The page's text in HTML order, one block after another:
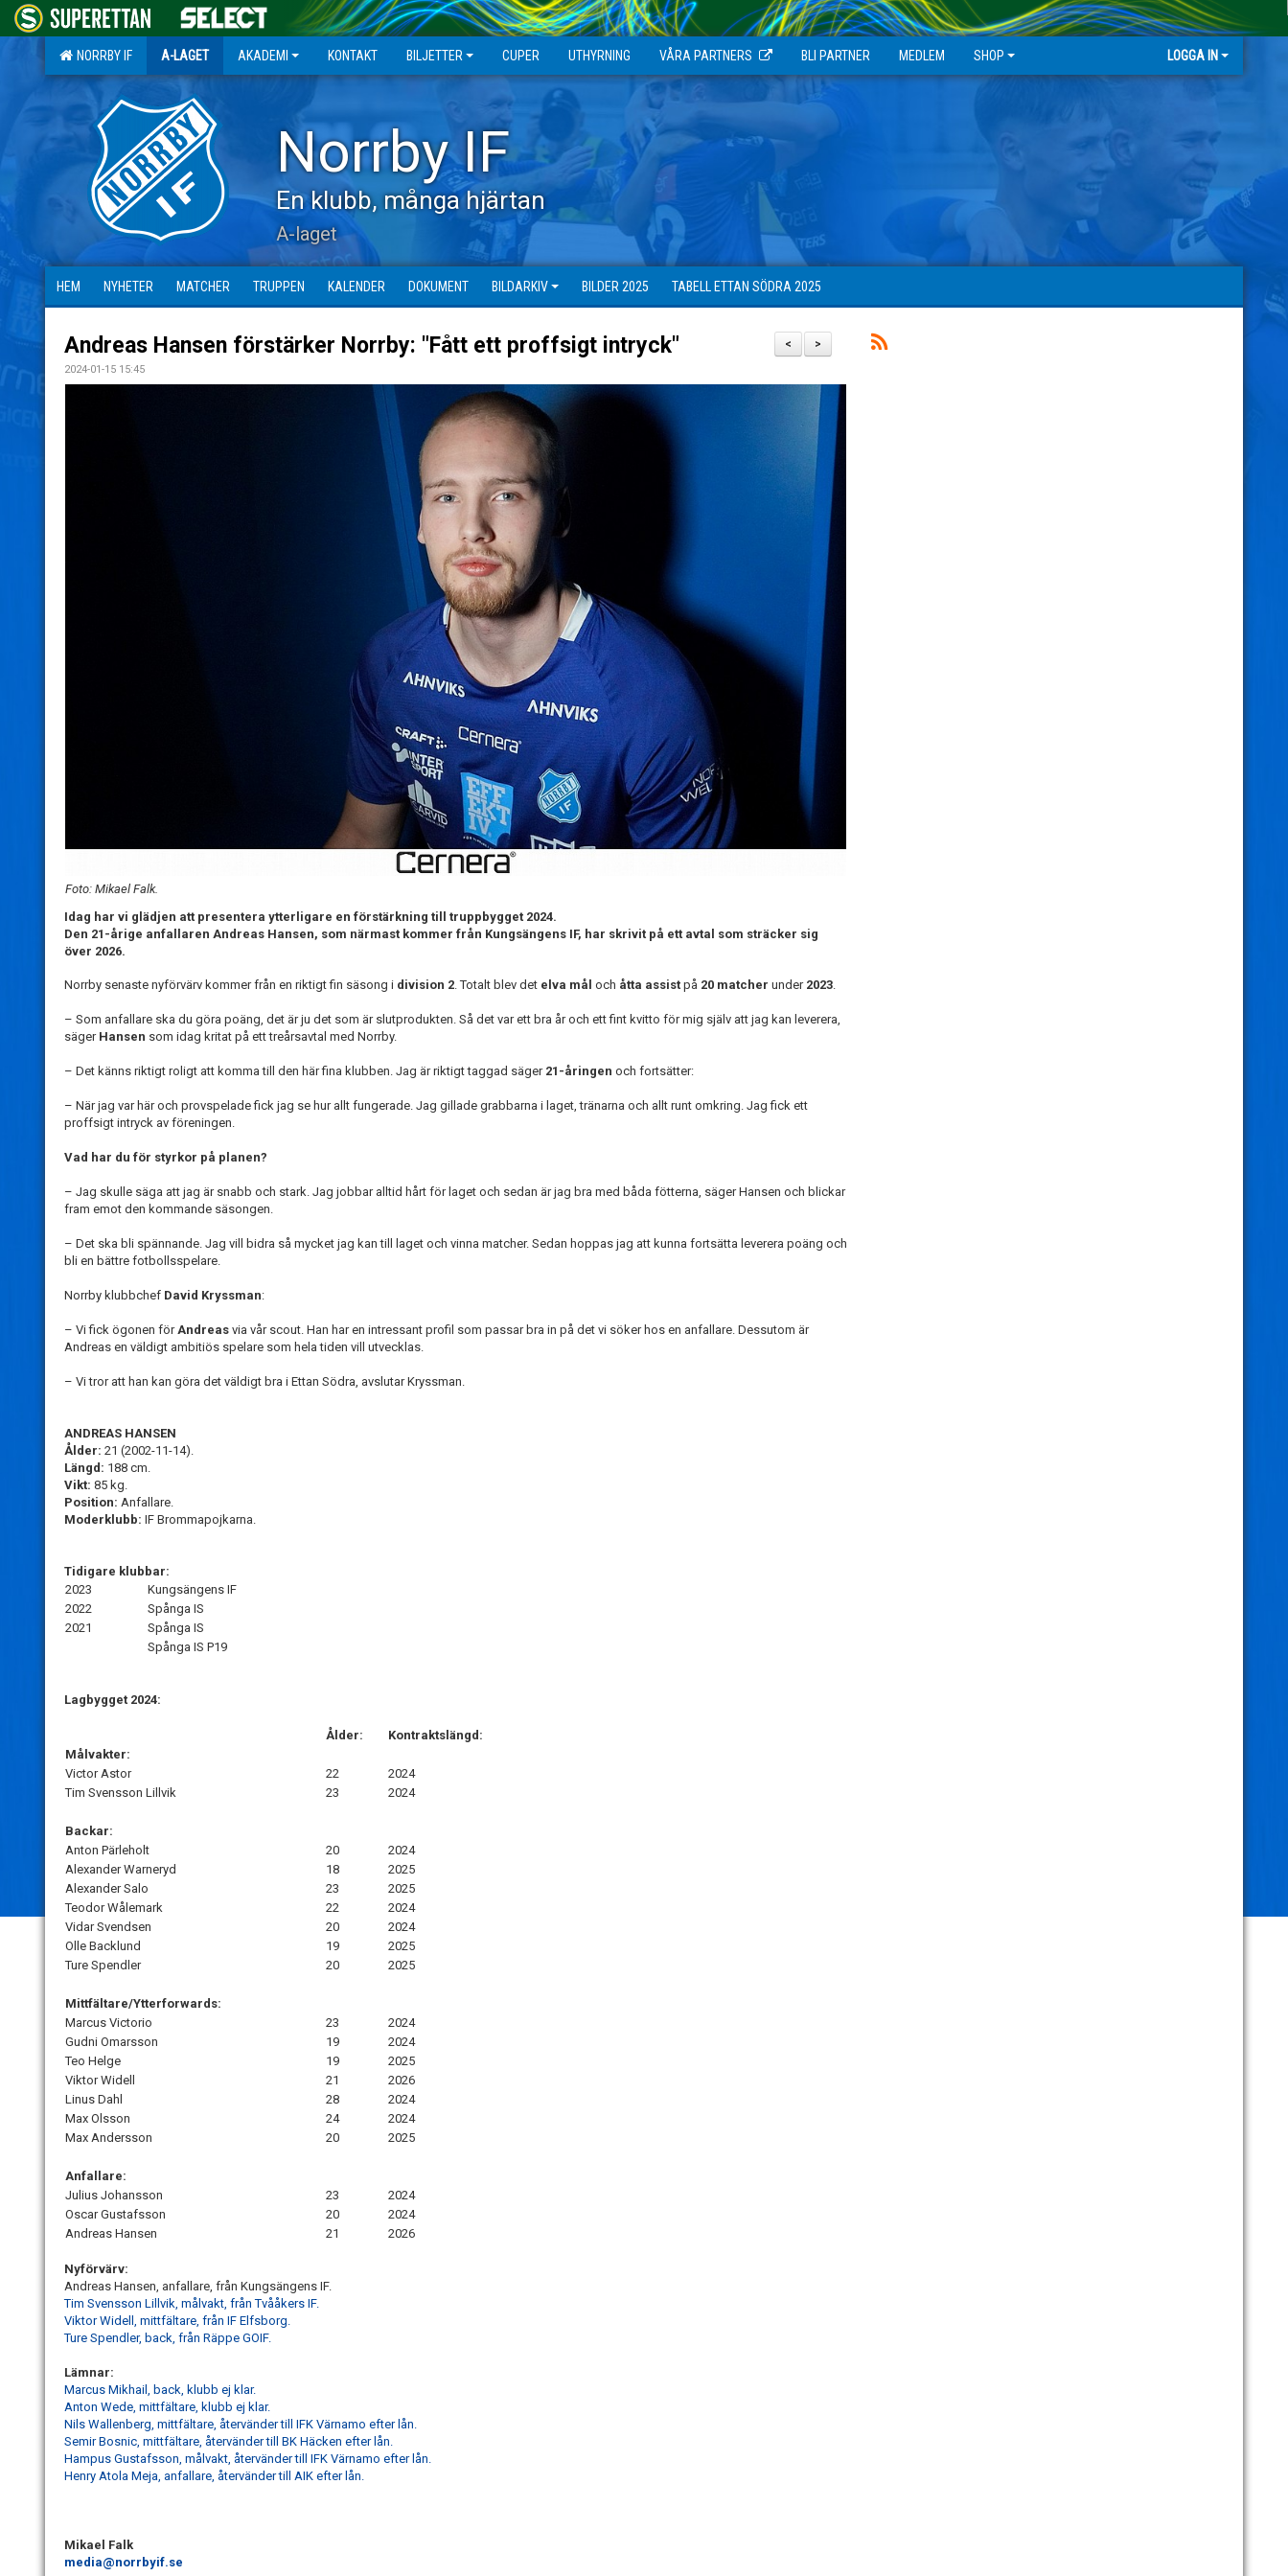
NORRBY IF A-LAGET AKADEMI KONTAKT BILJETTER CUPER UTHYRNING VÅRA PARTNERS BLI PARTNER MEDLEM SHOP LOGGA IN
Norrby IF
En klubb, många hjärtan
A-laget
HEM NYHETER MATCHER TRUPPEN KALENDER DOKUMENT BILDARKIV BILDER 2025 TABELL ETTAN SÖDRA 2025
>
<
Andreas Hansen förstärker Norrby: "Fått ett proffsigt intryck"
2024-01-15 15:45
Foto: Mikael Falk.
Idag har vi glädjen att presentera ytterligare en förstärkning till truppbygget 2024.
Den 21-årige anfallaren Andreas Hansen, som närmast kommer från Kungsängens IF, har skrivit på ett avtal som sträcker sig
över 2026.
Norrby senaste nyförvärv kommer från en riktigt fin säsong i division 2 . Totalt blev det elva mål och åtta assist på 20 matcher under 2023
– Som anfallare ska du göra poäng, det är ju det som är slutprodukten. Så det var ett bra år och ett fint kvitto för mig själv att jag kan leverera,
säger Hansen som idag kritat på ett treårsavtal med Norrby.
– Det känns riktigt roligt att komma till den här fina klubben. Jag är riktigt taggad säger 21-åringen och fortsätter:
– När jag var här och provspelade fick jag se hur allt fungerade. Jag gillade grabbarna i laget, tränarna och allt runt omkring. Jag fick ett
proffsigt intryck av föreningen.
Vad har du för styrkor på planen?
– Jag skulle säga att jag är snabb och stark. Jag jobbar alltid hårt för laget och sedan är jag bra med båda fötterna, säger Hansen och blickar
fram emot den kommande säsongen.
– Det ska bli spännande. Jag vill bidra så mycket jag kan till laget och vinna matcher. Sedan hoppas jag att kunna fortsätta leverera poäng och
bli en bättre fotbollsspelare.
Norrby klubbchef David Kryssman:
– Vi fick ögonen för Andreas via vår scout. Han har en intressant profil som passar bra in på det vi söker hos en anfallare. Dessutom är
Andreas en väldigt ambitiös spelare som hela tiden vill utvecklas.
– Vi tror att han kan göra det väldigt bra i Ettan Södra, avslutar Kryssman.
ANDREAS HANSEN
Ålder: 21 (2002-11-14).
Längd: 188 cm.
Vikt: 85 kg.
Position: Anfallare.
Moderklubb: IF Brommapojkarna.
Tidigare klubbar:
2023
Kungsängens IF
2022
Spånga IS
2021
Spånga IS
Spånga IS P19
Lagbygget 2024:
Ålder:
Kontraktslängd:
Målvakter:
Victor Astor
22
2024
Tim Svensson Lillvik
23 2024
Backar:
Anton Pärleholt
20
2024
Alexander Warneryd
18
2025
Alexander Salo
23
2025
Teodor Wålemark
22
2024
Vidar Svendsen
20
2024
Olle Backlund
19
2025
Ture Spendler
20 2025
Mittfältare/Ytterforwards:
Marcus Victorio
23
2024
Gudni Omarsson
19
2024
Teo Helge
19
2025
Viktor Widell
21
2026
Linus Dahl
28
2024
Max Olsson
24
2024
Max Andersson
20 2025
Anfallare:
Julius Johansson
23
2024
Oscar Gustafsson
20
2024
Andreas Hansen
21 2026
Nyförvärv:
Andreas Hansen, anfallare, från Kungsängens IF.
Tim Svensson Lillvik, målvakt, från Tvååkers IF.
Viktor Widell, mittfältare, från IF Elfsborg.
Ture Spendler, back, från Räppe GOIF.
Lämnar:
Marcus Mikhail, back, klubb ej klar.
Anton Wede, mittfältare, klubb ej klar.
Nils Wallenberg, mittfältare, återvänder till IFK Värnamo efter lån.
Semir Bosnic, mittfältare, återvänder till BK Häcken efter lån.
Hampus Gustafsson, målvakt, återvänder till IFK Värnamo efter lån.
Henry Atola Meja, anfallare, återvänder till AIK efter lån.
Mikael Falk
media@norrbyif.se